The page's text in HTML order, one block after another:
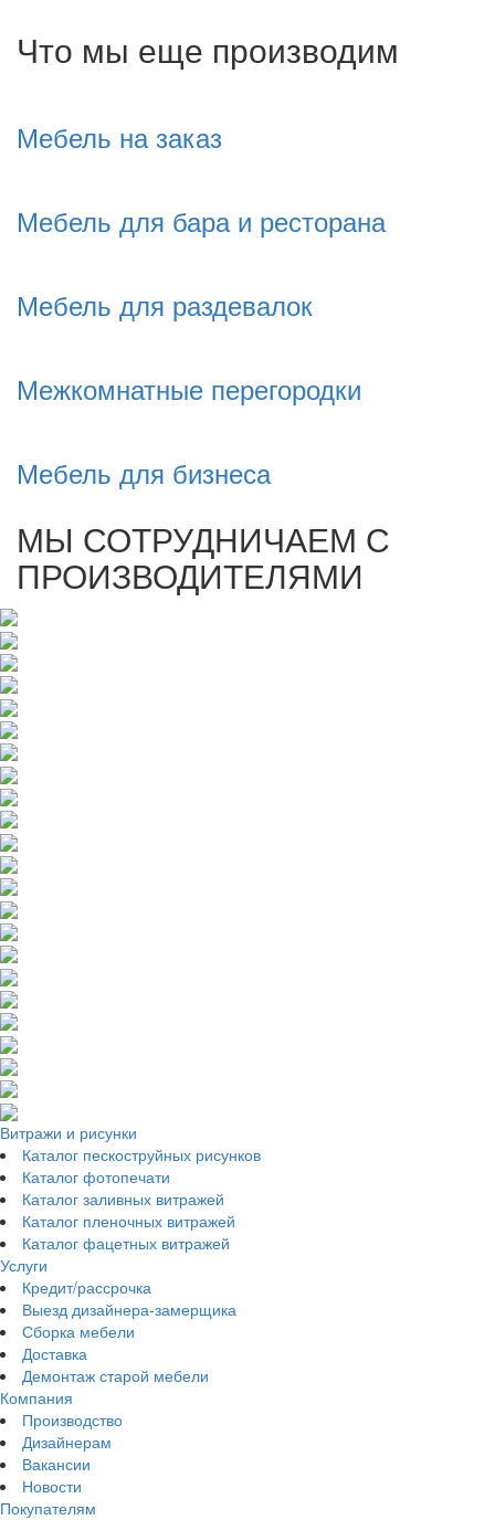
Что мы еще производим
Мебель на заказ
Мебель для бара и ресторана
Мебель для раздевалок
Межкомнатные перегородки
Мебель для бизнеса
МЫ СОТРУДНИЧАЕМ С
ПРОИЗВОДИТЕЛЯМИ
Витражи и рисунки
Каталог пескоструйных рисунков
Каталог фотопечати
Каталог заливных витражей
Каталог пленочных витражей
Каталог фацетных витражей
Услуги
Кредит/рассрочка
Выезд дизайнера-замерщика
Сборка мебели
Доставка
Демонтаж старой мебели
Компания
Производство
Дизайнерам
Вакансии
Новости
Покупателям